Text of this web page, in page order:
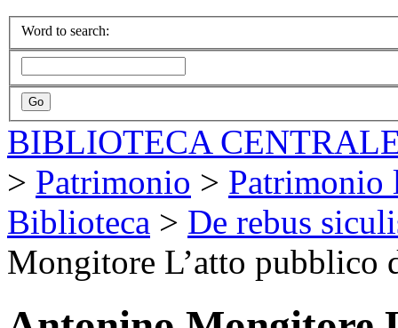
Word to search:
BIBLIOTECA
> Patrimonio > Patrimonio
Biblioteca > De rebus
Mongitore L’atto pubblico